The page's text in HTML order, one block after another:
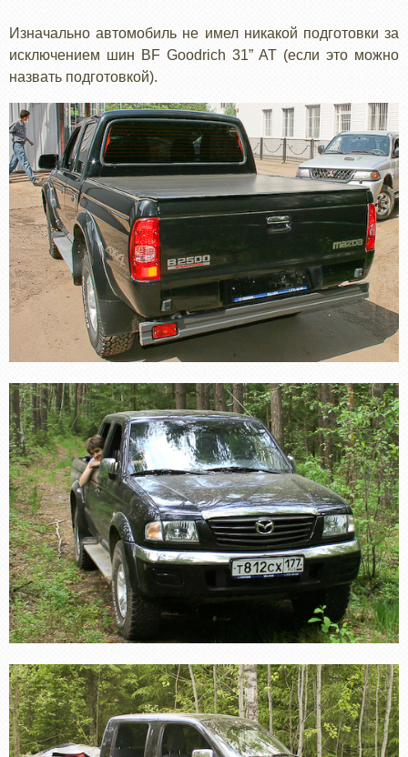
Изначально автомобиль не имел никакой подготовки за
исключением шин BF Goodrich 31” AT (если это можно
назвать подготовкой).